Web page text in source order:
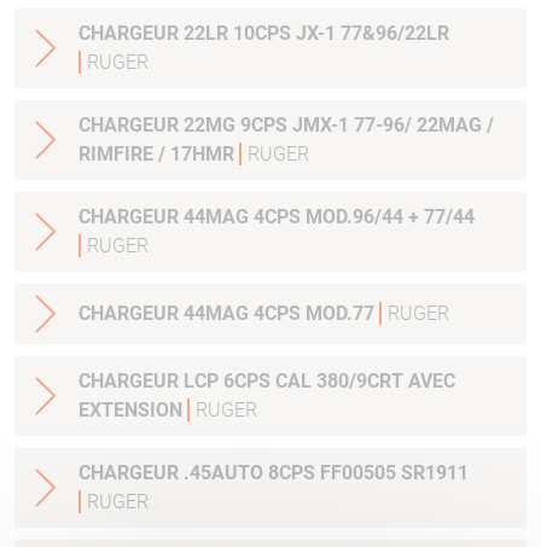
CHARGEUR 22LR 10CPS JX-1 77&96/22LR
RUGER
CHARGEUR 22MG 9CPS JMX-1 77-96/ 22MAG /
RIMFIRE / 17HMR
RUGER
CHARGEUR 44MAG 4CPS MOD.96/44 + 77/44
RUGER
CHARGEUR 44MAG 4CPS MOD.77 RUGER
CHARGEUR LCP 6CPS CAL 380/9CRT AVEC
EXTENSION
RUGER
CHARGEUR .45AUTO 8CPS FF00505 SR1911
RUGER